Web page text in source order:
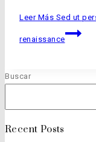
Leer Más Sed ut
renaissance
Buscar
Recent Posts